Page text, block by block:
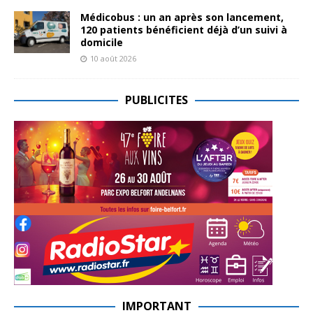
Médicobus : un an après son lancement,
120 patients bénéficient déjà d’un suivi à
domicile
10 août 2026
PUBLICITES
IMPORTANT